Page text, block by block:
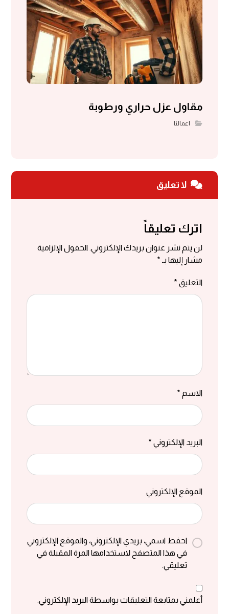
مقاول عزل حراري ورطوبة
اعمالنا
لا تعليق
اترك تعليقاً
لن يتم نشر عنوان بريدك الإلكتروني. الحقول الإلزامية
مشار إليها بـ *
التعليق *
الاسم *
البريد الإلكتروني *
الموقع الإلكتروني
احفظ اسمي، بريدي الإلكتروني، والموقع الإلكتروني
في هذا المتصفح لاستخدامها المرة المقبلة في
تعليقي.
أعلمني بمتابعة التعليقات بواسطة البريد الإلكتروني.